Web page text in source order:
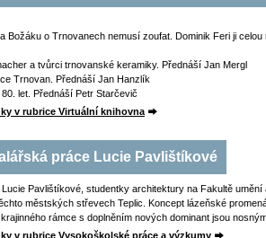
Božáku o Trnovanech nemusí zoufat. Dominik Feri ji celou
a tvůrci trnovanské keramiky. Přednáší Jan Mergl
Trnovan. Přednáší Jan Hanzlík
let. Přednáší Petr Starčevič
v rubrice Virtuální knihovna
práce Lucie Pavlištíkové
Pavlištíkové, studentky architektury na Fakultě
městských střevech Teplic. Koncept lázeňské
rámce s doplněním nových dominant jsou
v rubrice Vysokoškolské práce a výzkumy